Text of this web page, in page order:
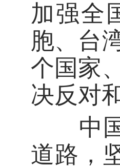
加强全
胞、台
个国家
决反对
中国
道路，